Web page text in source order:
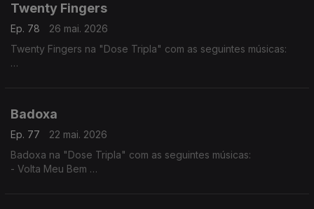
Twenty Fingers
Ep. 78
26 mai. 2026
Twenty Fingers na "Dose Tripla" com as seguintes músicas:
Badoxa
Ep. 77
22 mai. 2026
Badoxa na "Dose Tripla" com as seguintes músicas:
- Volta Meu Bem